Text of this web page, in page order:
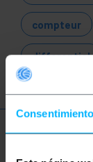
Consentimiento
compteur
differentiel